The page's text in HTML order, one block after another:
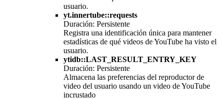
usuario.
yt.innertube::requests
Duración: Persistente
Registra una identificación única para mantener
estadísticas de qué videos de YouTube ha visto el
usuario.
ytidb::LAST_RESULT_ENTRY_KEY
Duración: Persistente
Almacena las preferencias del reproductor de
video del usuario usando un video de YouTube
incrustado